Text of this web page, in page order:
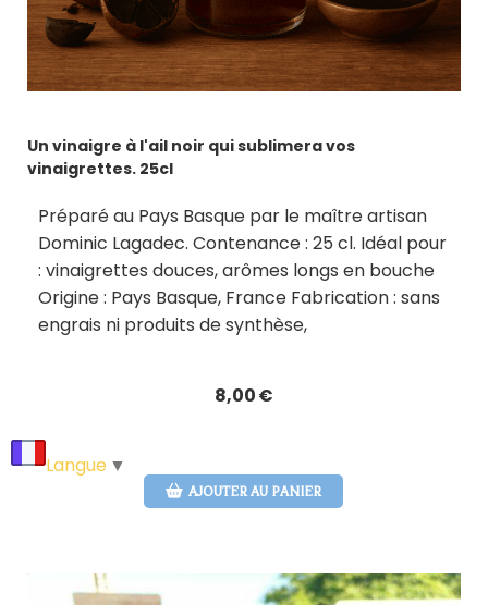
Un vinaigre à l'ail noir qui sublimera vos
vinaigrettes. 25cl
Préparé au Pays Basque par le maître artisan
Dominic Lagadec. Contenance : 25 cl. Idéal pour
: vinaigrettes douces, arômes longs en bouche
Origine : Pays Basque, France Fabrication : sans
engrais ni produits de synthèse,
8,00€
AJOUTER AU PANIER
Langue ▼